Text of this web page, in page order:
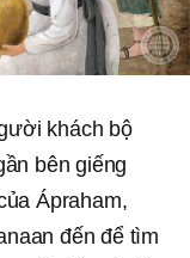
khách bộ
bên giếng
Ápraham,
đến để tìm